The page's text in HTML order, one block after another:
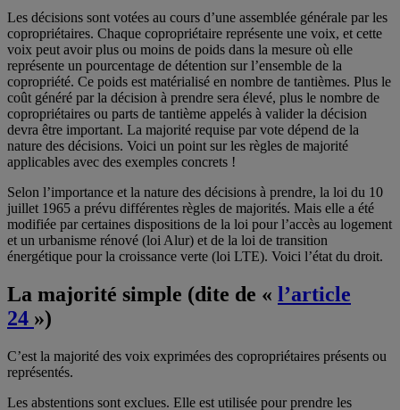
Les décisions sont votées au cours d’une assemblée générale par les
copropriétaires. Chaque copropriétaire représente une voix, et cette
voix peut avoir plus ou moins de poids dans la mesure où elle
représente un pourcentage de détention sur l’ensemble de la
copropriété. Ce poids est matérialisé en nombre de tantièmes. Plus le
coût généré par la décision à prendre sera élevé, plus le nombre de
copropriétaires ou parts de tantième appelés à valider la décision
devra être important. La majorité requise par vote dépend de la
nature des décisions. Voici un point sur les règles de majorité
applicables avec des exemples concrets !
Selon l’importance et la nature des décisions à prendre, la loi du 10
juillet 1965 a prévu différentes règles de majorités. Mais elle a été
modifiée par certaines dispositions de la loi pour l’accès au logement
et un urbanisme rénové (loi Alur) et de la loi de transition
énergétique pour la croissance verte (loi LTE). Voici l’état du droit.
La majorité simple (dite de « l’article
24 »)
C’est la majorité des voix exprimées des copropriétaires présents ou
représentés.
Les abstentions sont exclues. Elle est utilisée pour prendre les